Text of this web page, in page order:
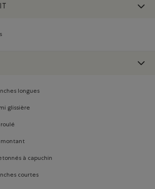
de produit : T-shirts et hauts(T-shirts & Tops)
longues
: Chandails à manches longues(Long Sleeve)
glissière
: Chandails à demi glissière(Quarter Zip)
Chandails à col roulé(Turtleneck)
montant
Chandails à col montant(Mock Neck)
à capuchin
: Chandails molletonnés à capuchin(Hoodie)
courtes
Chandails à manches courtes(Short Sleeve)